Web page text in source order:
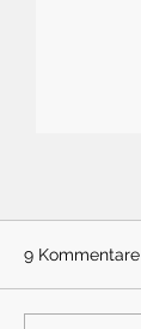
9 Kommentare